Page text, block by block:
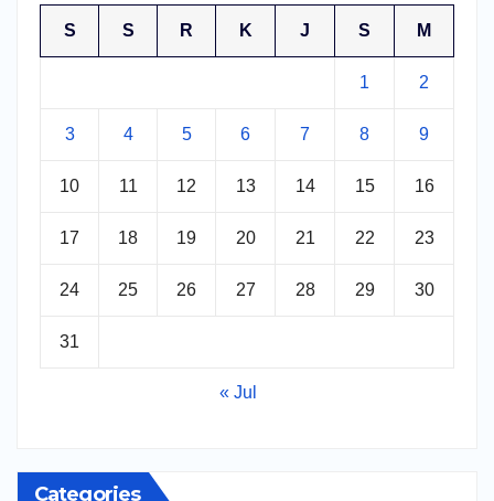
S S R K J S M
1 2
3 4 5 6 7 8 9
10 11 12 13 14 15 16
17 18 19 20 21 22 23
24 25 26 27 28 29 30
31
« Jul
Categories